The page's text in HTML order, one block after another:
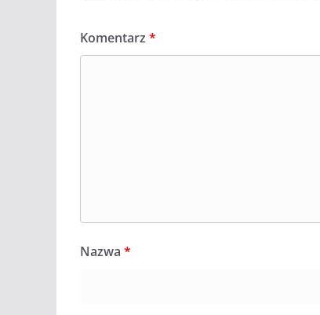
Komentarz *
Nazwa *